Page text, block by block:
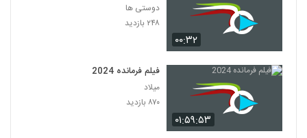
۰۰:۳۲
دوستی ها
۲۴۸ بازدید
۰۱:۵۹:۵۳
فیلم فرمانده 2024
میلاد
۸۷۰ بازدید